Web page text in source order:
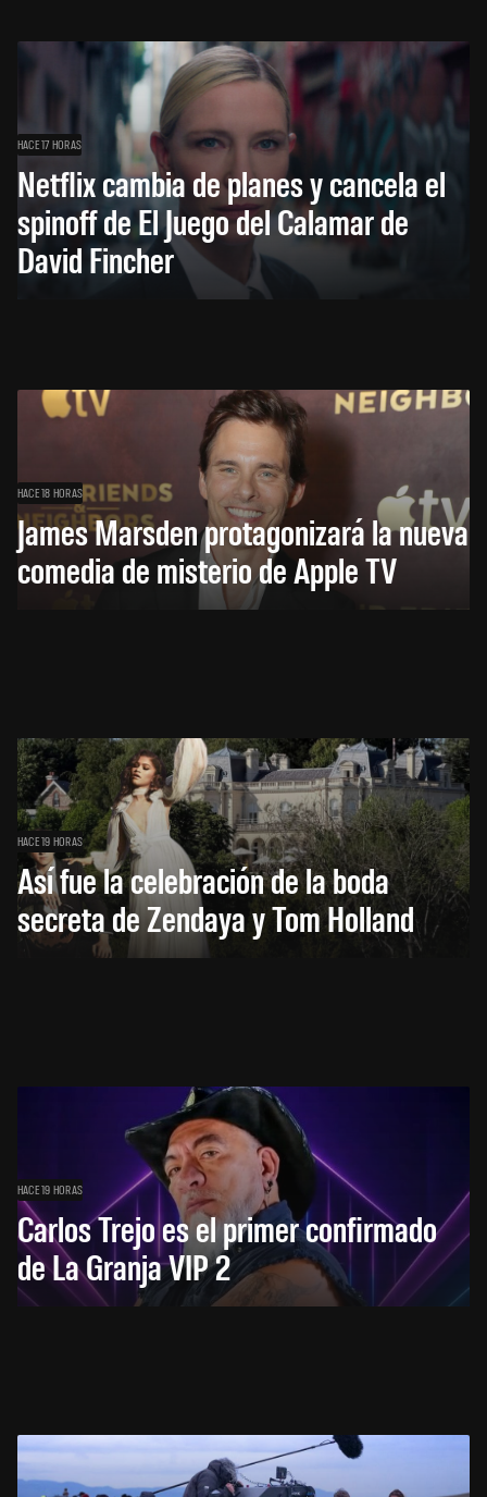
HACE 17 HORAS
Netflix cambia de planes y cancela el
spinoff de El Juego del Calamar de
David Fincher
HACE 18 HORAS
James Marsden protagonizará la nueva
comedia de misterio de Apple TV
HACE 19 HORAS
Así fue la celebración de la boda
secreta de Zendaya y Tom Holland
HACE 19 HORAS
Carlos Trejo es el primer confirmado
de La Granja VIP 2